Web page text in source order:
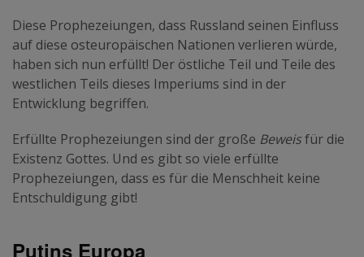
Diese Prophezeiungen, dass Russland seinen Einfluss
auf diese osteuropäischen Nationen verlieren würde,
haben sich nun erfüllt! Der östliche Teil und Teile des
westlichen Teils dieses Imperiums sind in der
Entwicklung begriffen.
Erfüllte Prophezeiungen sind der große Beweisfür die
Existenz Gottes. Und es gibt so viele erfüllte
Prophezeiungen, dass es für die Menschheit keine
Entschuldigung gibt!
Putins Europa